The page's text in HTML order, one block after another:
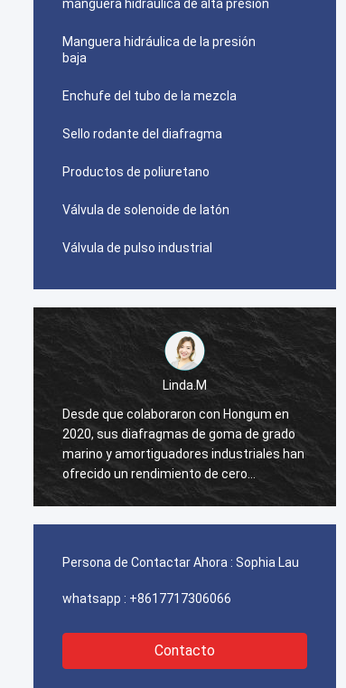
manguera hidráulica de alta presión
Manguera hidráulica de la presión
baja
Enchufe del tubo de la mezcla
Sello rodante del diafragma
Productos de poliuretano
Válvula de solenoide de latón
Válvula de pulso industrial
Linda.M
Desde que colaboraron con Hongum en
2020, sus diafragmas de goma de grado
marino y amortiguadores industriales han
ofrecido un rendimiento de cero
fallas,garantizar el funcionamiento
Persona de Contactar Ahora : Sophia Lau
whatsapp : +8617717306066
Contacto